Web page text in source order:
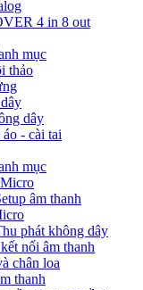
4 in 8 out
mục
thảo
dây
- cài tai
mục
âm thanh
phát không dây
nối âm thanh
chân loa
thanh